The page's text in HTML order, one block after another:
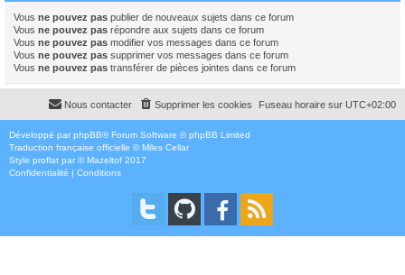
Vous ne pouvez pas publier de nouveaux sujets dans ce forum
Vous ne pouvez pas répondre aux sujets dans ce forum
Vous ne pouvez pas modifier vos messages dans ce forum
Vous ne pouvez pas supprimer vos messages dans ce forum
Vous ne pouvez pas transférer de pièces jointes dans ce forum
Fuseau horaire sur UTC+02:00
Supprimer les cookies
Nous contacter
Développé par phpBB® Forum Software © phpBB Limited
Traduction française officielle ©Miles Cellar
Style proflat par ©Mazeltof 2017
Confidentialité | Conditions